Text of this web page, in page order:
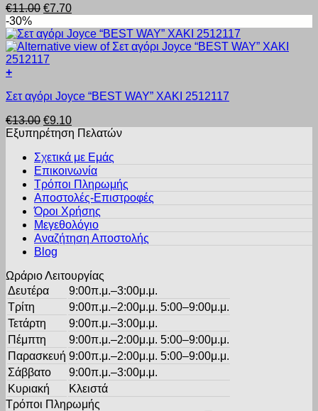
σελίδα
του
προϊόντος
έχει
πολλαπλές
παραλλαγές.
Οι
επιλογές
μπορούν
επιλεγούν
σελίδα
του
προϊόντος
€11.00 Original
was:
€11.00.
€7.70Η
τιμή
είναι:
-30%
+
το
έχει
πολλαπλές
επιλογές
μπορούν
επιλεγούν
σελίδα
Σετ αγόρι Joyce “BEST WAY” ΧΑΚΙ 2512117
€13.00 Original
price
€13.00.
€9.10Η
τρέχουσα
είναι:
€9.10.
Εξυπηρέτηση Πελατών
Σχετικά με Εμάς
Επικοινωνία
Τρόποι Πληρωμής
Αποστολές-Επιστροφές
Όροι Χρήσης
Μεγεθολόγιο
Αναζήτηση Αποστολής
Blog
Ωράριο Λειτουργίας
Δευτέρα
9:00π.μ.–3:00μ.μ.
Τρίτη
9:00π.μ.–2:00μ.μ. 5:00–9:00μ.μ.
Τετάρτη
9:00π.μ.–3:00μ.μ.
Πέμπτη
9:00π.μ.–2:00μ.μ. 5:00–9:00μ.μ.
Παρασκευή 9:00π.μ.–2:00μ.μ. 5:00–9:00μ.μ.
Σάββατο
9:00π.μ.–3:00μ.μ.
Κυριακή
Κλειστά
Τρόποι Πληρωμής